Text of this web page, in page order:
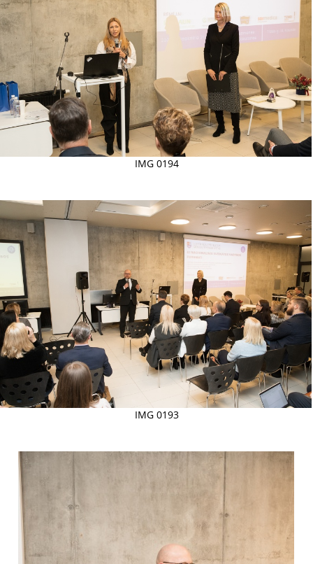
IMG 0194
IMG 0193